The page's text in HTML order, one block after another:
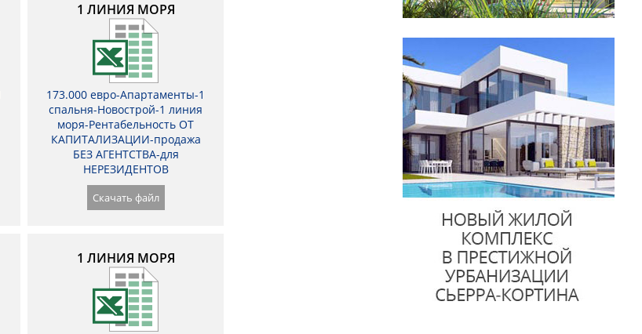
1 ЛИНИЯ МОРЯ
173.000 евро-Апартаменты-1
спальня-Новострой-1 линия
моря-Рентабельность ОТ
КАПИТАЛИЗАЦИИ-продажа
БЕЗ АГЕНТСТВА-для
НЕРЕЗИДЕНТОВ
Скачать файл
1 ЛИНИЯ МОРЯ